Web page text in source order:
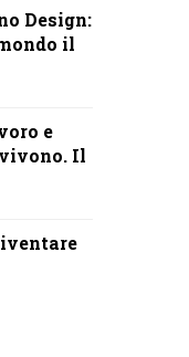
Design:
il
e
Il